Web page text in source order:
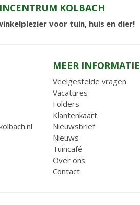
KOLBACH
voor tuin, huis en dier!
MEER INFORMATIE
Veelgestelde vragen
Vacatures
Folders
Klantenkaart
Nieuwsbrief
Nieuws
Tuincafé
Over ons
Contact